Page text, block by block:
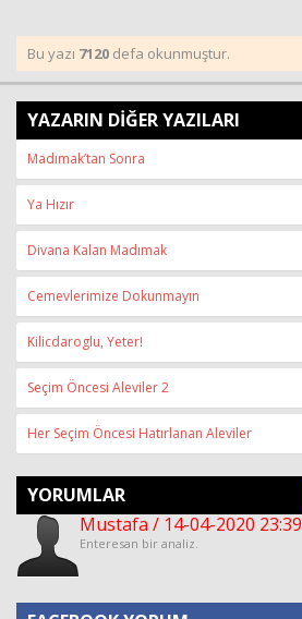
Bu yazı 7120 defa okunmuştur.
YAZARIN DİĞER YAZILARI
Madımak’tan Sonra
Ya Hızır
Divana Kalan Madımak
Cemevlerimize Dokunmayın
Kilicdaroglu, Yeter!
Seçim Öncesi Aleviler 2
Her Seçim Öncesi Hatırlanan Aleviler
YORUMLAR
Mustafa / 14-04-2020 23:39
Enteresan bir analiz.